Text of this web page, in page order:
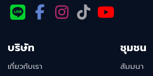
บริษัท
เกี่ยวกับเรา
ชุมชน
สัมมนา